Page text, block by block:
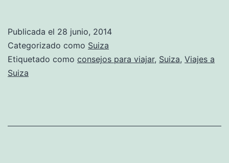
Publicada el 28 junio, 2014
Categorizado como Suiza
Etiquetado como consejos para viajar, Suiza, Viajes a
Suiza